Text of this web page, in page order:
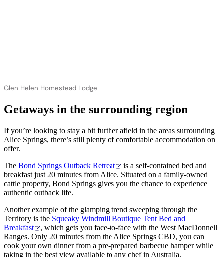
Glen Helen Homestead Lodge
Getaways in the surrounding region
If you’re looking to stay a bit further afield in the areas surrounding
Alice Springs, there’s still plenty of comfortable accommodation on
offer.
The Bond Springs Outback Retreat
is a self-contained bed and
breakfast just 20 minutes from Alice. Situated on a family-owned
cattle property, Bond Springs gives you the chance to experience
authentic outback life.
Another example of the glamping trend sweeping through the
Territory is the Squeaky Windmill Boutique Tent Bed and
Breakfast
, which gets you face-to-face with the West MacDonnell
Ranges. Only 20 minutes from the Alice Springs CBD, you can
cook your own dinner from a pre-prepared barbecue hamper while
taking in the best view available to any chef in Australia.